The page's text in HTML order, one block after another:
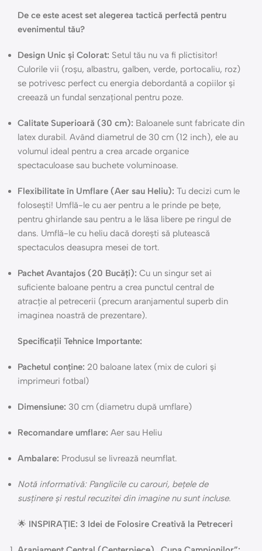
De ce este acest set alegerea tactică perfectă pentru
evenimentul tău?
Design Unic și Colorat: Setul tău nu va fi plictisitor!
Culorile vii (roșu, albastru, galben, verde, portocaliu, roz)
se potrivesc perfect cu energia debordantă a copiilor și
creează un fundal senzațional pentru poze.
Calitate Superioară (30 cm): Baloanele sunt fabricate din
latex durabil. Având diametrul de 30 cm (12 inch), ele au
volumul ideal pentru a crea arcade organice
spectaculoase sau buchete voluminoase.
Flexibilitate în Umflare (Aer sau Heliu): Tu decizi cum le
folosești! Umflă-le cu aer pentru a le prinde pe bețe,
pentru ghirlande sau pentru a le lăsa libere pe ringul de
dans. Umflă-le cu heliu dacă dorești să plutească
spectaculos deasupra mesei de tort.
Pachet Avantajos (20 Bucăți): Cu un singur set ai
suficiente baloane pentru a crea punctul central de
atracție al petrecerii (precum aranjamentul superb din
imaginea noastră de prezentare).
Specificații Tehnice Importante:
Pachetul conține: 20 baloane latex (mix de culori și
imprimeuri fotbal)
Dimensiune: 30 cm (diametru după umflare)
Recomandare umflare: Aer sau Heliu
Ambalare: Produsul se livrează neumflat.
Notă informativă: Panglicile cu carouri, bețele de
susținere și restul recuzitei din imagine nu sunt incluse.
🌟 INSPIRAȚIE: 3 Idei de Folosire Creativă la Petreceri